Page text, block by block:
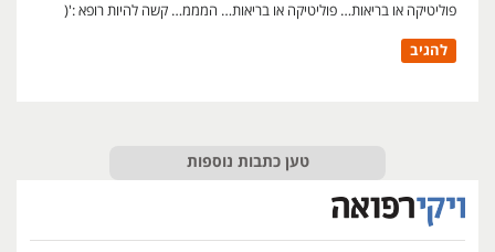
פוליטיקה או בריאות… פוליטיקה או בריאות… המממ… קשה להיות רופא :'(
להגיב
טען כתבות נוספות